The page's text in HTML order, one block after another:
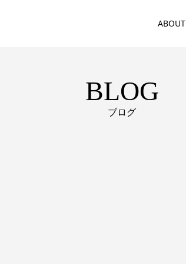
ABOUT
BLOG
ブログ